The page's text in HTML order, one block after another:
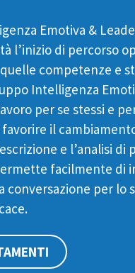
Emotiva &
l’inizio di percorso
competenze e
Intelligenza
per se stessi e
il
e l’analisi di
facilmente di
conversazione per lo